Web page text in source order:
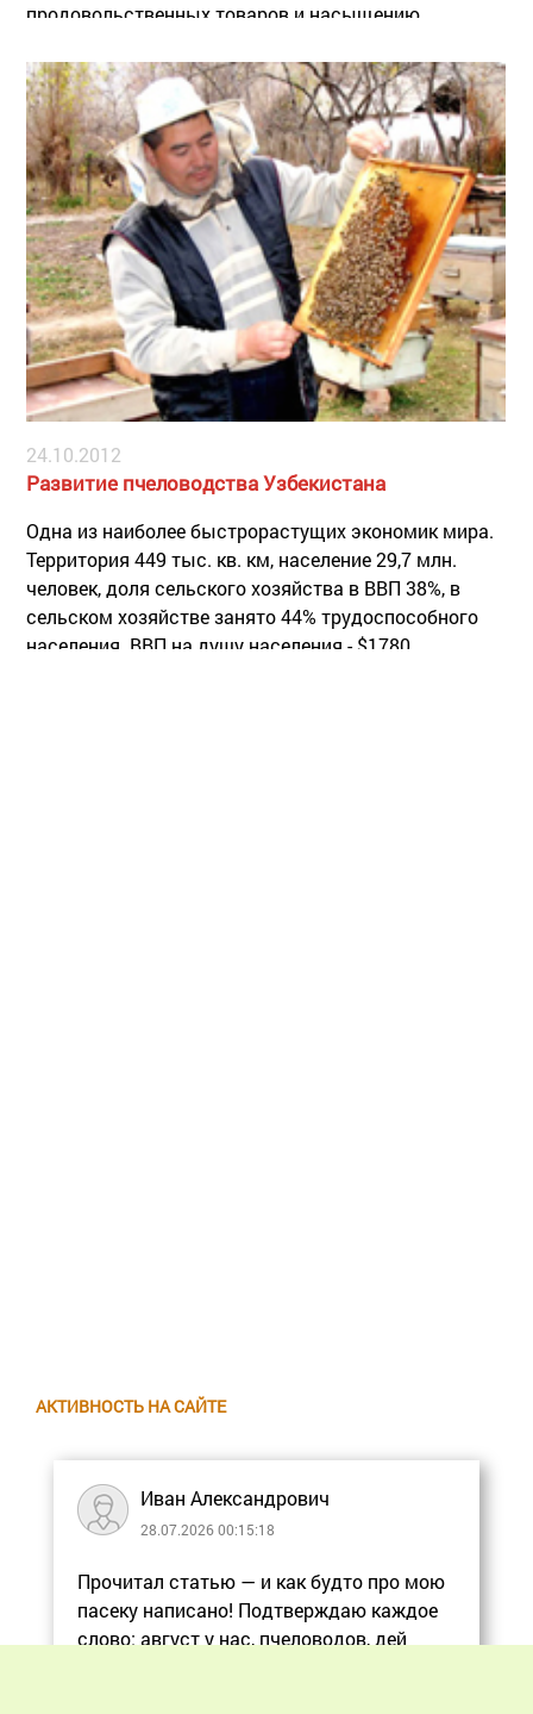
продовольственных товаров и насыщению
способствовало развитию пчеловодства.
24.10.2012
Развитие пчеловодства Узбекистана
Одна из наиболее быстрорастущих экономик мира.
Территория 449 тыс. кв. км, население 29,7 млн.
человек, доля сельского хозяйства в ВВП 38%, в
сельском хозяйстве занято 44% трудоспособного
населения. ВВП на душу населения - $1780.
АКТИВНОСТЬ НА САЙТЕ
Иван Александрович
28.07.2026 00:15:18
Прочитал статью — и как будто про мою
пасеку написано! Подтверждаю каждое
слово: август у нас, пчеловодов, дей